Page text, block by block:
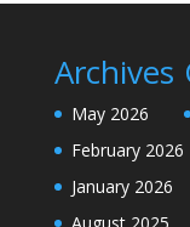
Archives
May 2026
February 2026
January 2026